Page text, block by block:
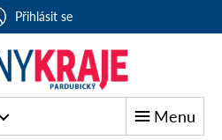
Přihlásit se
Menu